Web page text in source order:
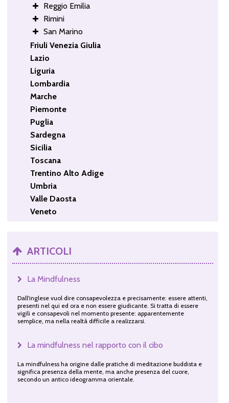
Reggio Emilia
Rimini
San Marino
Friuli Venezia Giulia
Lazio
Liguria
Lombardia
Marche
Piemonte
Puglia
Sardegna
Sicilia
Toscana
Trentino Alto Adige
Umbria
Valle Daosta
Veneto
ARTICOLI
La Mindfulness
Dall'inglese vuol dire consapevolezza e precisamente: essere attenti,
presenti nel qui ed ora e non essere giudicante. Si tratta di essere
vigili e consapevoli nel momento presente: apparentemente
semplice, ma nella realtà difficile a realizzarsi.
La mindfulness nel rapporto con il cibo
La mindfulness ha origine dalle pratiche di meditazione buddista e
significa presenza della mente, ma anche presenza del cuore,
secondo un antico ideogramma orientale.